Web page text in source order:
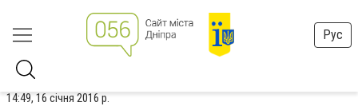
Рус
14:49, 16 січня 2016 р.